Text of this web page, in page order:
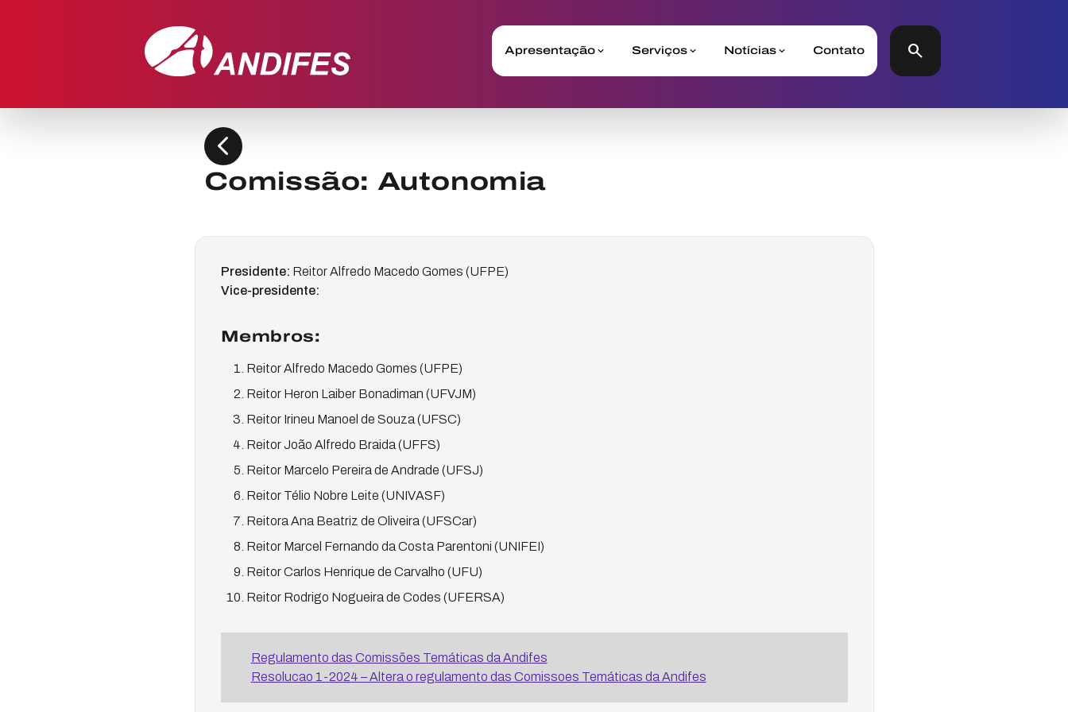
Apresentação Serviços Notícias Contato search
chevron_left
Comissão: Autonomia
Presidente: Reitor Alfredo Macedo Gomes (UFPE)
Vice-presidente:
Membros:
Reitor Alfredo Macedo Gomes (UFPE)
Reitor Heron Laiber Bonadiman (UFVJM)
Reitor Irineu Manoel de Souza (UFSC)
Reitor João Alfredo Braida (UFFS)
Reitor Marcelo Pereira de Andrade (UFSJ)
Reitor Télio Nobre Leite (UNIVASF)
Reitora Ana Beatriz de Oliveira (UFSCar)
Reitor Marcel Fernando da Costa Parentoni (UNIFEI)
Reitor Carlos Henrique de Carvalho (UFU)
Reitor Rodrigo Nogueira de Codes (UFERSA)
Regulamento das Comissões Temáticas da Andifes
Resolucao 1-2024 – Altera o regulamento das Comissoes Temáticas da Andifes